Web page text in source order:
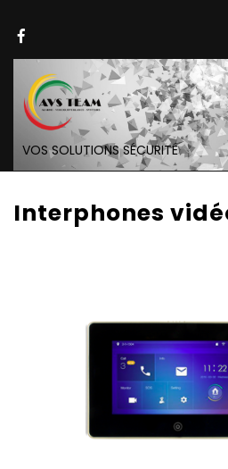
Facebook
VOS SOLUTIONS SÉCURITÉ
Interphones